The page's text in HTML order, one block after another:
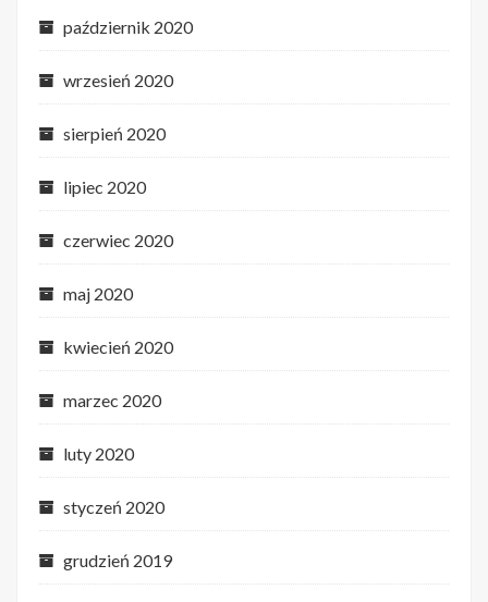
październik 2020
wrzesień 2020
sierpień 2020
lipiec 2020
czerwiec 2020
maj 2020
kwiecień 2020
marzec 2020
luty 2020
styczeń 2020
grudzień 2019